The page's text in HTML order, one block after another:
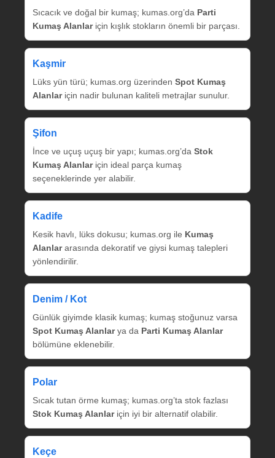
Sıcacık ve doğal bir kumaş; kumas.org’da Parti
Kumaş Alanlariçin kışlık stokların önemli bir parçası.
Kaşmir
Lüks yün türü; kumas.org üzerinden Spot Kumaş
Alanlariçin nadir bulunan kaliteli metrajlar sunulur.
Şifon
İnce ve uçuş uçuş bir yapı; kumas.org’da Stok
Kumaş Alanlariçin ideal parça kumaş
seçeneklerinde yer alabilir.
Kadife
Kesik havlı, lüks dokusu; kumas.org ile Kumaş
Alanlararasında dekoratif ve giysi kumaş talepleri
yönlendirilir.
Denim / Kot
Günlük giyimde klasik kumaş; kumaş stoğunuz varsa
Spot Kumaş Alanlarya da Parti Kumaş Alanlar
bölümüne eklenebilir.
Polar
Sıcak tutan örme kumaş; kumas.org’ta stok fazlası
Stok Kumaş Alanlariçin iyi bir alternatif olabilir.
Keçe